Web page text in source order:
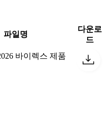
파일명
다운로
드
바이렉스 제품